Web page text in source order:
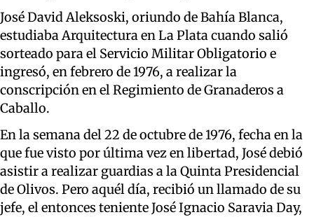
José David Aleksoski, oriundo de Bahía Blanca,
estudiaba Arquitectura en La Plata cuando salió
sorteado para el Servicio Militar Obligatorio e
ingresó, en febrero de 1976, a realizar la
conscripción en el Regimiento de Granaderos a
Caballo.
En la semana del 22 de octubre de 1976, fecha en la
que fue visto por última vez en libertad, José debió
asistir a realizar guardias a la Quinta Presidencial
de Olivos. Pero aquél día, recibió un llamado de su
jefe, el entonces teniente José Ignacio Saravia Day,